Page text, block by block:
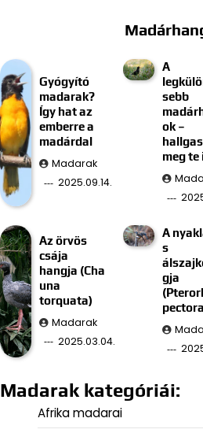
Gyógyító
madarak?
Így hat az
emberre a
madárdal
Madarak
2025.09.14.
A
sebb
ok –
meg te
Az örvös
csája
hangja (Cha
una
torquata)
Madarak
2025.03.04.
A
s
gja
Madarak kategóriái:
Afrika madarai